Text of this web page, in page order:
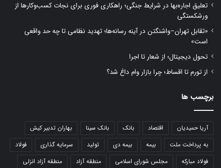
تعلیق اجاره‌بها در شرایط جنگی؛ راهکاری فوری برای نجات کسب‌وکارها از
ورشکستگی
«تقابل تهران–واشنگتن در آینه رسانه‌ها؛ تهدید نظامی تا چه حد واقعی
است»
تحول دیجیتال؛ از شعار تا اجرا
از تورم تا اقساط؛ چرا بازار وام داغ شد؟
برچسب ها
آریا حمیدیان اقتصاد بانک بانک سینا
بهاران تدبیر کیش
به پرداخت ملت
بیمه بیمه دی تولید سرمایه گذاری
فولاد
فولاد مبارکه
مجلس شورای اسلامی منطقه آزاد
منطقه آزاد انزلی